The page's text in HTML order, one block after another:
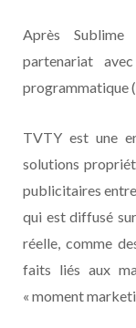
Après
partenariat
programmatique
TVTY est une
solutions
publicitaires
qui est diffusé
réelle, comme
faits liés aux
« moment